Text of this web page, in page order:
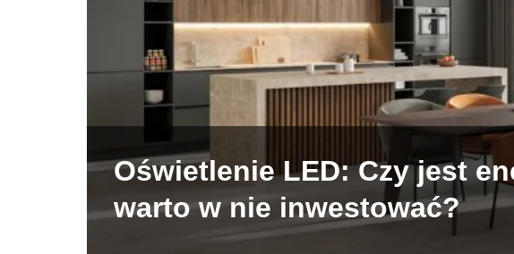
Oświetlenie LED: Czy jest
warto w nie inwestować?